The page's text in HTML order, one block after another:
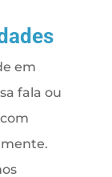
em
fala ou